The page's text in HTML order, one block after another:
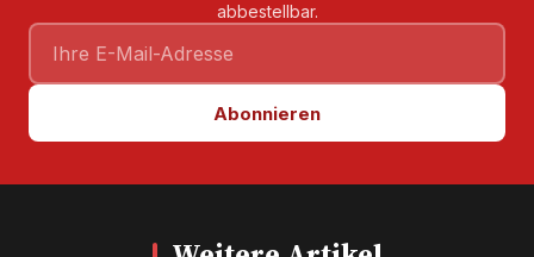
abbestellbar.
Abonnieren